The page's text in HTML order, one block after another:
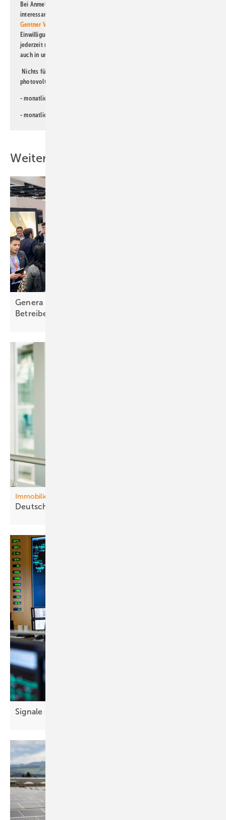
Bei Anmeldung zu diesem Newsletter bin ich damit einverstanden, über
interessante Verlags- und Online-Angebote
Gentner Verlag GmbH & Co. KG
Einwilligung kann ich jederzeit widerrufen und eine Abmeldung ist
jederzeit möglich. Informationen zum Umgang mit Daten finden Sie
auch in unserer
Nichts für Sie dabei? Dann lesen Sie doch einen unserer weiteren
photovoltaik-Newsletter!
- monatlicher
- monatlicher
Weitere Inhalte
Genera – starke Impulse für hybride
Betreibermodelle
Immobilien
Deutschl and baut sich
Signale smart